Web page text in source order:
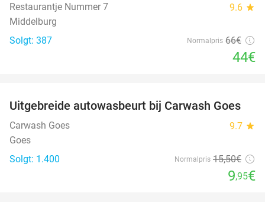
Restaurantje Nummer 7 9.6 star
Middelburg
Solgt: 387
Normalpris 66€
44€
36%
Uitgebreide autowasbeurt bij Carwash Goes
Carwash Goes 9.7 star
Goes
Solgt: 1.400
Normalpris 15,50€
9,95€